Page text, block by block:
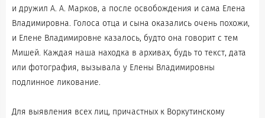
и дружил А. А. Марков, а после освобождения и сама Елена
Владимировна. Голоса отца и сына оказались очень похожи,
и Елене Владимировне казалось, будто она говорит с тем
Мишей. Каждая наша находка в архивах, будь то текст, дата
или фотография, вызывала у Елены Владимировны
подлинное ликование.
Для выявления всех лиц, причастных к Воркутинскому